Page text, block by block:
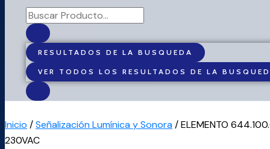
RESULTADOS DE LA BUSQUEDA
VER TODOS LOS RESULTADOS DE LA
Inicio /Señalización Lumínica y Sonora/ ELEMENTO
230VAC